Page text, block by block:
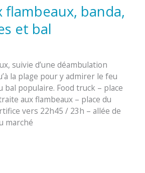
flambeaux, banda,
et bal
suivie d’une déambulation
la plage pour y admirer le feu
bal populaire. Food truck – place
aux flambeaux – place du
vers 22h45 / 23h – allée de
marché